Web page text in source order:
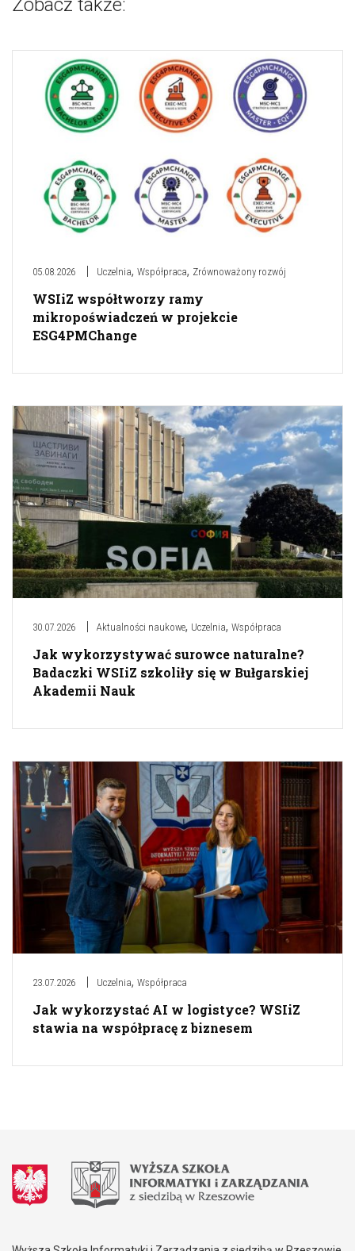
05.08.2026 Uczelnia, Współpraca, Zrównoważony rozwój
WSIiZ współtworzy ramy
mikropoświadczeń w projekcie
ESG4PMChange
30.07.2026 Aktualności naukowe, Uczelnia, Współpraca
Jak wykorzystywać surowce naturalne?
Badaczki WSIiZ szkoliły się w Bułgarskiej
Akademii Nauk
23.07.2026 Uczelnia, Współpraca
Jak wykorzystać AI w logistyce? WSIiZ
stawia na współpracę z biznesem